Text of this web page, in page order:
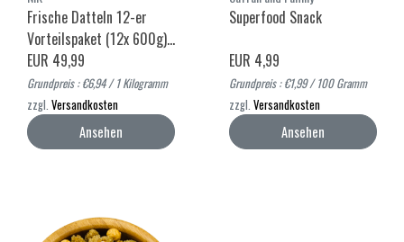
Frische Datteln 12-er
Vorteilspaket (12x 600g)-
Mazafati Datteln
EUR 49,99
Grundpreis : €6,94 / 1 Kilogramm
zzgl. Versandkosten
Ansehen
Superfood Snack
EUR 4,99
Grundpreis : €1,99 / 100 Gramm
zzgl. Versandkosten
Ansehen